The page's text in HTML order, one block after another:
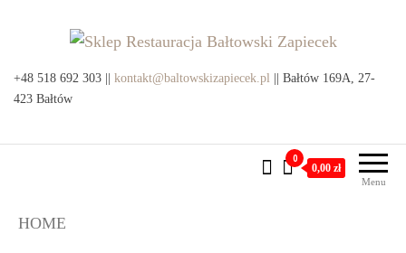
Sklep Restauracja Bałtowski
Produkty lokalne z Bałtowa i
+48 518 692 303 || kontakt@baltowskizapiecek.pl || Bałtów 169A, 27-
423 Bałtów
Menu
0
0,00 zł
HOME